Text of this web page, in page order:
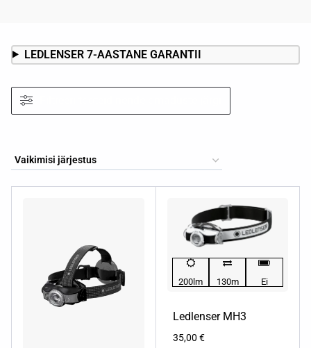
LEDLENSER 7-AASTANE GARANTII
200lm 130m Ei
Ledlenser MH3
35,00 €